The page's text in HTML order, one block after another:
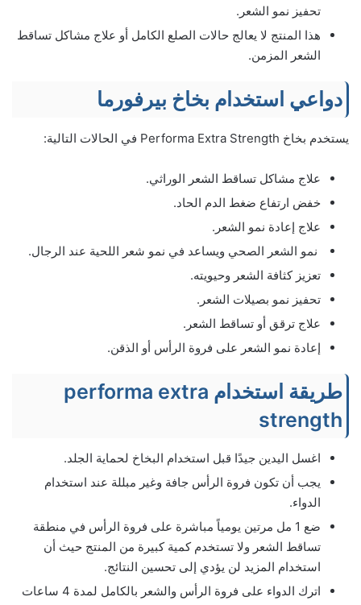
تحفيز نمو الشعر.
هذا المنتج لا يعالج حالات الصلع الكامل أو علاج مشاكل تساقط
الشعر المزمن.
دواعي استخدام بخاخ بيرفورما
يستخدم بخاخ Performa Extra Strength في الحالات التالية:
علاج مشاكل تساقط الشعر الوراثي.
خفض ارتفاع ضغط الدم الحاد.
علاج إعادة نمو الشعر.
نمو الشعر الصحي ويساعد في نمو شعر اللحية عند الرجال.
تعزيز كثافة الشعر وحيويته.
تحفيز نمو بصيلات الشعر.
علاج ترقق أو تساقط الشعر.
إعادة نمو الشعر على فروة الرأس أو الذقن.
طريقة استخدام performa extra
strength
اغسل اليدين جيدًا قبل استخدام البخاخ لحماية الجلد.
يجب أن تكون فروة الرأس جافة وغير مبللة عند استخدام
الدواء.
ضع 1 مل مرتين يومياً مباشرة على فروة الرأس في منطقة
تساقط الشعر ولا تستخدم كمية كبيرة من المنتج حيث أن
استخدام المزيد لن يؤدي إلى تحسين النتائج.
اترك الدواء على فروة الرأس والشعر بالكامل لمدة 4 ساعات